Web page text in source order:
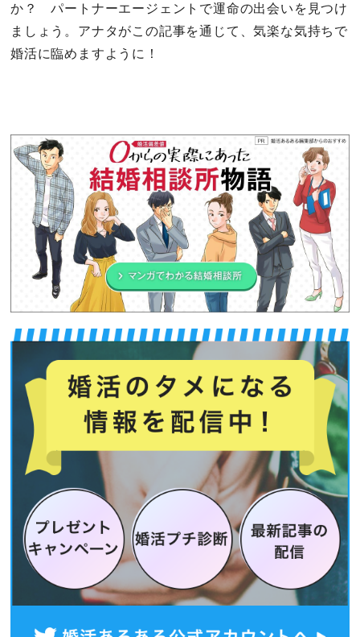
か？ パートナーエージェントで運命の出会いを見つけ
ましょう。アナタがこの記事を通じて、気楽な気持ちで
婚活に臨めますように！